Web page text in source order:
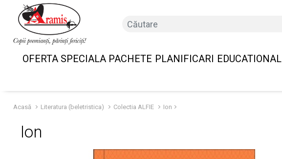
OFERTA SPECIALA PACHETE PLANIFICARI EDUCATIONAL
Acasă Literatura (beletristica) Colectia ALFIE Ion
Ion